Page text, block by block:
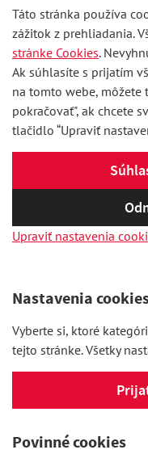
Táto stránka používa
zážitok z prehliadania.
stránke Cookies.
Ak súhlasíte s prijatím
na tomto webe,
pokračovať", ak chcete
tlačidlo “Upraviť
Upraviť nastavenia
Nastavenia
Vyberte si, ktoré
tejto stránke. Všetky
Povinné cookies